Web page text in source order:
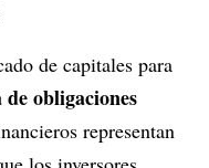
de capitales para
obligaciones
representan